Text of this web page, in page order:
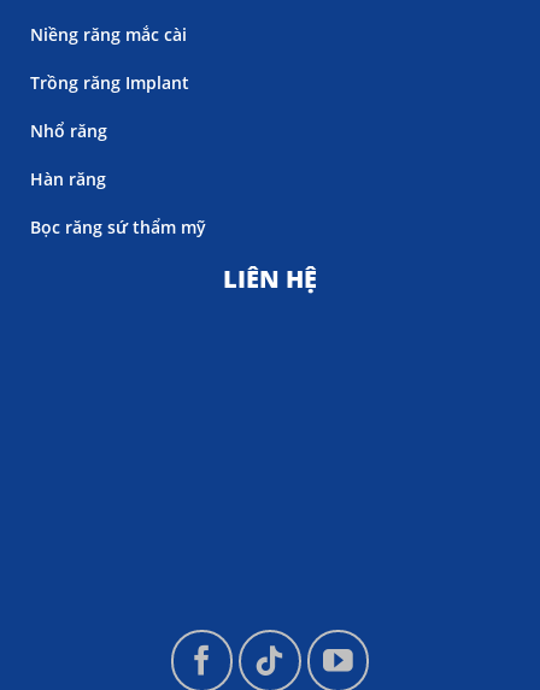
Niềng răng mắc cài
Trồng răng Implant
Nhổ răng
Hàn răng
Bọc răng sứ thẩm mỹ
LIÊN HỆ